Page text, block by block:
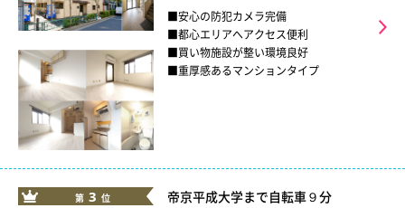
■安心の防犯カメラ完備
■都心エリアへアクセス便利
■買い物施設が整い環境良好
■重厚感あるマンションタイプ
第 3 位 帝京平成大学まで自転車９分